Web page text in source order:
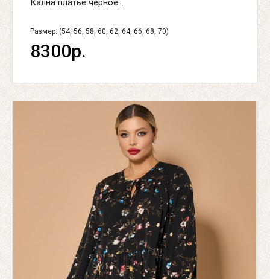
Кална платье черное...
Размер: (54, 56, 58, 60, 62, 64, 66, 68, 70)
8300р.